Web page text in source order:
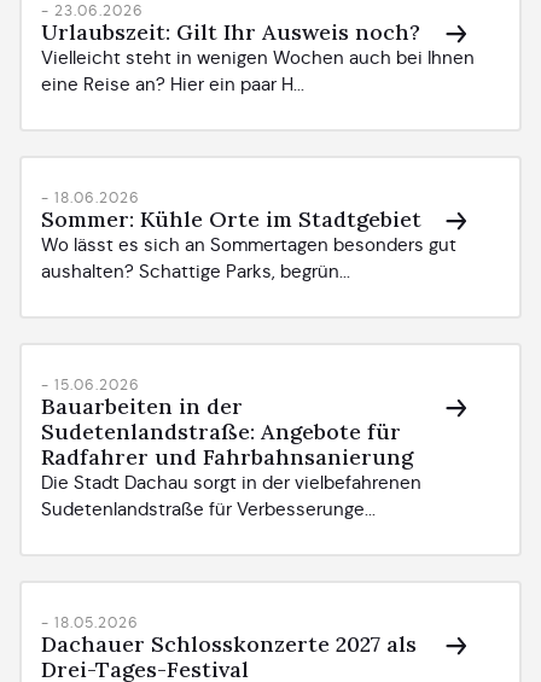
- 23.06.2026
Urlaubszeit: Gilt Ihr Ausweis noch?
Vielleicht steht in wenigen Wochen auch bei Ihnen
eine Reise an? Hier ein paar H...
- 18.06.2026
Sommer: Kühle Orte im Stadtgebiet
Wo lässt es sich an Sommertagen besonders gut
aushalten? Schattige Parks, begrün...
- 15.06.2026
Bauarbeiten in der
Sudetenlandstraße: Angebote für
Radfahrer und Fahrbahnsanierung
Die Stadt Dachau sorgt in der vielbefahrenen
Sudetenlandstraße für Verbesserunge...
- 18.05.2026
Dachauer Schlosskonzerte 2027 als
Drei-Tages-Festival